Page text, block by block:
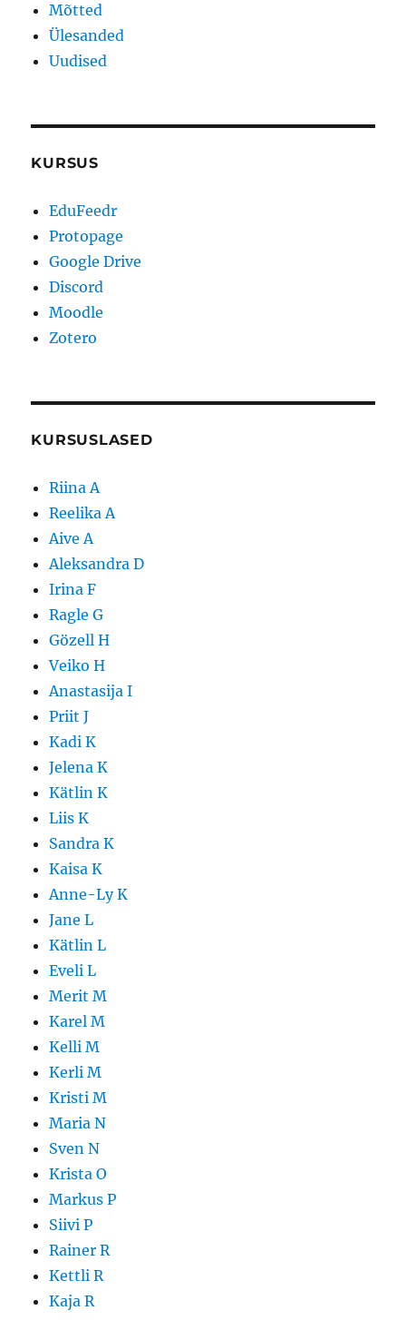
Mõtted
Ülesanded
Uudised
KURSUS
EduFeedr
Protopage
Google Drive
Discord
Moodle
Zotero
KURSUSLASED
Riina A
Reelika A
Aive A
Aleksandra D
Irina F
Ragle G
Gözell H
Veiko H
Anastasija I
Priit J
Kadi K
Jelena K
Kätlin K
Liis K
Sandra K
Kaisa K
Anne-Ly K
Jane L
Kätlin L
Eveli L
Merit M
Karel M
Kelli M
Kerli M
Kristi M
Maria N
Sven N
Krista O
Markus P
Siivi P
Rainer R
Kettli R
Kaja R